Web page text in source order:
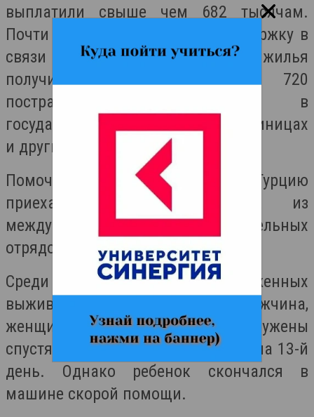
выплатили свыше чем 682 тысячам.
Почти 290 тысяч заявок на поддержку в
связи с необходимостью аренды жилья
получили госорганы. 313 720
пострадавших размещены в
государственных пансионах, гостиницах
и других местах ночлега.
Помочь с поисками выживших в Турцию
приехало 11 488 человек из
международных поисково-спасательных
отрядов из 80 стран.
Среди последних обнаруженных
выживших трое в Хатае — мужчина,
женщина и ребенок — были обнаружены
спустя 296 часов поисков, то есть на 13-й
день. Однако ребенок скончался в
машине скорой помощи.